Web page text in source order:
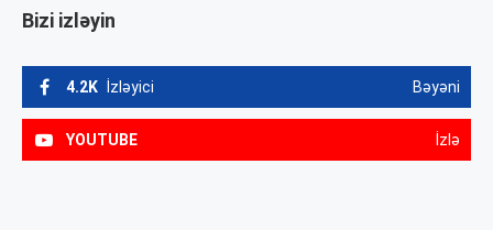
Bizi izləyin
4.2K İzləyici Bəyəni
YOUTUBE İzlə